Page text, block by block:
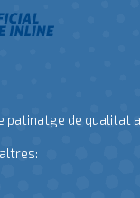
patinatge de qualitat